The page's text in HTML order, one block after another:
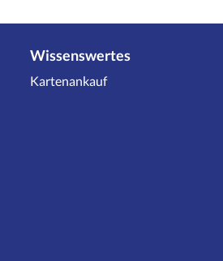
Wissenswertes
Kartenankauf